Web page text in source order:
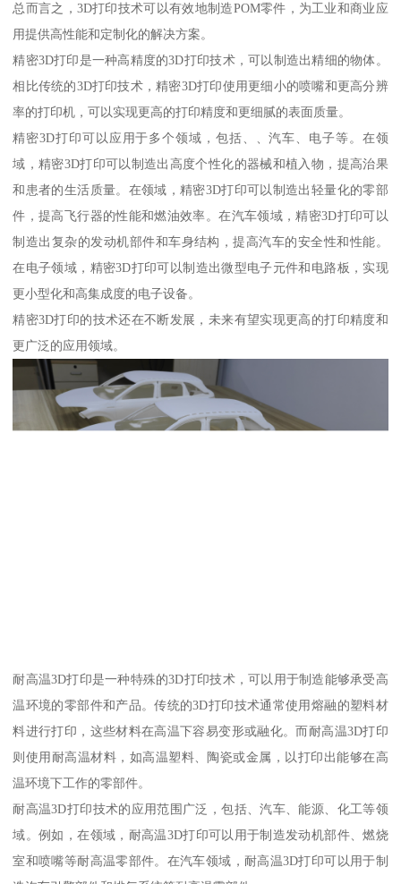
总而言之，3D打印技术可以有效地制造POM零件，为工业和商业应
用提供高性能和定制化的解决方案。
精密3D打印是一种高精度的3D打印技术，可以制造出精细的物体。
相比传统的3D打印技术，精密3D打印使用更细小的喷嘴和更高分辨
率的打印机，可以实现更高的打印精度和更细腻的表面质量。
精密3D打印可以应用于多个领域，包括、、汽车、电子等。在领
域，精密3D打印可以制造出高度个性化的器械和植入物，提高治果
和患者的生活质量。在领域，精密3D打印可以制造出轻量化的零部
件，提高飞行器的性能和燃油效率。在汽车领域，精密3D打印可以
制造出复杂的发动机部件和车身结构，提高汽车的安全性和性能。
在电子领域，精密3D打印可以制造出微型电子元件和电路板，实现
更小型化和高集成度的电子设备。
精密3D打印的技术还在不断发展，未来有望实现更高的打印精度和
更广泛的应用领域。
耐高温3D打印是一种特殊的3D打印技术，可以用于制造能够承受高
温环境的零部件和产品。传统的3D打印技术通常使用熔融的塑料材
料进行打印，这些材料在高温下容易变形或融化。而耐高温3D打印
则使用耐高温材料，如高温塑料、陶瓷或金属，以打印出能够在高
温环境下工作的零部件。
耐高温3D打印技术的应用范围广泛，包括、汽车、能源、化工等领
域。例如，在领域，耐高温3D打印可以用于制造发动机部件、燃烧
室和喷嘴等耐高温零部件。在汽车领域，耐高温3D打印可以用于制